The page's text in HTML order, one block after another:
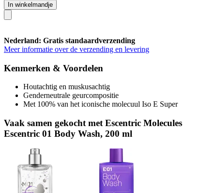
In winkelmandje
Nederland: Gratis standaardverzending
Meer informatie over de verzending en levering
Kenmerken & Voordelen
Houtachtig en muskusachtig
Genderneutrale geurcompositie
Met 100% van het iconische molecuul Iso E Super
Vaak samen gekocht met Escentric Molecules
Escentric 01 Body Wash, 200 ml